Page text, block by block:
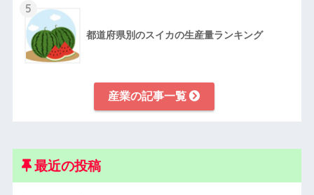
5
都道府県別のスイカの生産量ランキング
産業の記事一覧
最近の投稿